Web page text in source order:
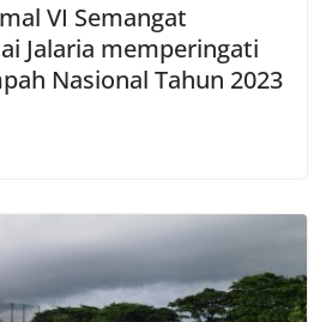
VI Semangat
Jalaria memperingati
Nasional Tahun 2023